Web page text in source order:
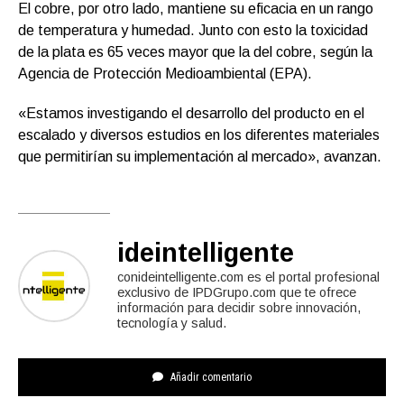
El cobre, por otro lado, mantiene su eficacia en un rango
de temperatura y humedad. Junto con esto la toxicidad
de la plata es 65 veces mayor que la del cobre, según la
Agencia de Protección Medioambiental (EPA).
«Estamos investigando el desarrollo del producto en el
escalado y diversos estudios en los diferentes materiales
que permitirían su implementación al mercado», avanzan.
ideintelligente
conideintelligente.com es el portal profesional
exclusivo de IPDGrupo.com que te ofrece
información para decidir sobre innovación,
tecnología y salud.
Añadir comentario